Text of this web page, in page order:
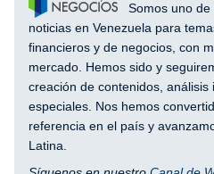
Somos uno
noticias en Venezuela para
financieros y de negocios, con
mercado. Hemos sido y
creación de contenidos, análisis
especiales. Nos hemos
referencia en el país y
Latina.